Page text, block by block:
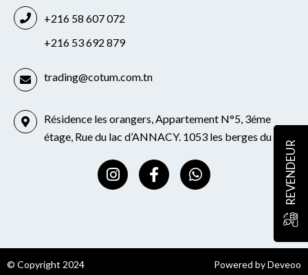
+216 58 607 072
+216 53 692 879
trading@cotum.com.tn
Résidence les orangers, Appartement N°5, 3éme
étage, Rue du lac d’ANNACY. 1053 les berges du lac
I
n
F
a
W
h
REVENDEUR
© Copyright 2024 Powered by Deveoo